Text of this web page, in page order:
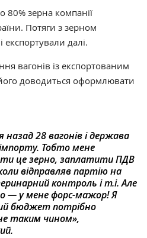
80% зерна компанії
Потяги з зерном
далі.
вагонів із експортованим
доводиться оформлювати
28 вагонів і держава
Тобто мене
це зерно, заплатити ПДВ
відправляв партію на
контроль і т.і. Але
— у мене форс-мажор! Я
бюджет потрібно
таким чином»,